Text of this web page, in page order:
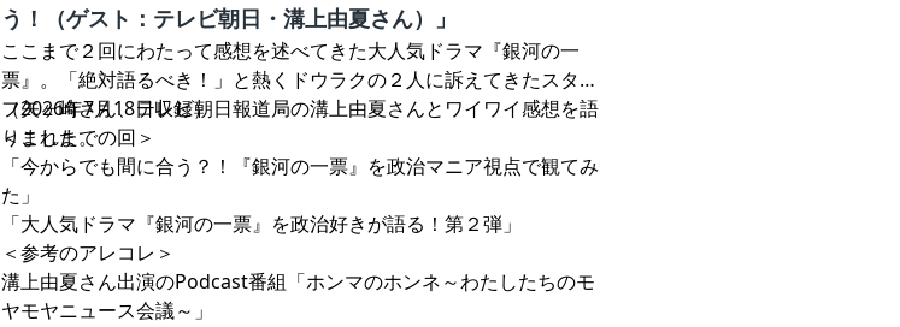
う！（ゲスト：テレビ朝日・溝上由夏さん）」
ここまで２回にわたって感想を述べてきた大人気ドラマ『銀河の一
票』。「絶対語るべき！」と熱くドウラクの２人に訴えてきたスタッ
フ矢ヶ崎さん、テレビ朝日報道局の溝上由夏さんとワイワイ感想を語
りました。
（2026年7月18日収録）
＜これまでの回＞
「今からでも間に合う？！『銀河の一票』を政治マニア視点で観てみ
た 」
「大人気ドラマ『銀河の一票』を政治好きが語る！第２弾 」
＜参考のアレコレ＞
溝上由夏さん出演のPodcast番組「ホンマのホンネ～わたしたちのモ
ヤモヤニュース会議～ 」